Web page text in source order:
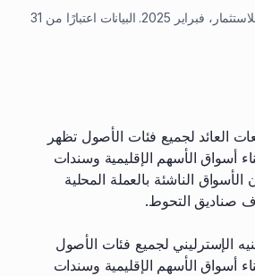
المصدر: معهد بلاك روك للاستثمار، فبراير 2025. البيانات اعتبارًا من 31
العائد لجميع فئات الأصول تظهر
أسواق الأسهم الإقليمية وسندات
الناشئة بالعملة المحلية
صناديق التحوط.
الإسترليني لجميع فئات الأصول
أسواق الأسهم الإقليمية وسندات